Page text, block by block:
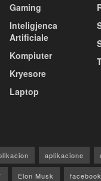
Gaming
Inteligjenca
Artificiale
Kompiuter
Kryesore
Laptop
aplikacione
Elon Musk facebook